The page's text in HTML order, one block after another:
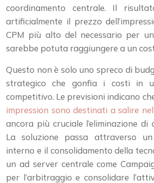
coordinamento centrale. Il
artificialmente il prezzo
CPM più alto del necessario per
sarebbe potuta raggiungere a un
Questo non è solo uno spreco di
strategico che gonfia i costi in
competitivo. Le previsioni indicano
impression sono destinati a salire
ancora più cruciale l’eliminazione di
La soluzione passa attraverso
interno e il consolidamento della
un ad server centrale come
per l’arbitraggio e consolidare